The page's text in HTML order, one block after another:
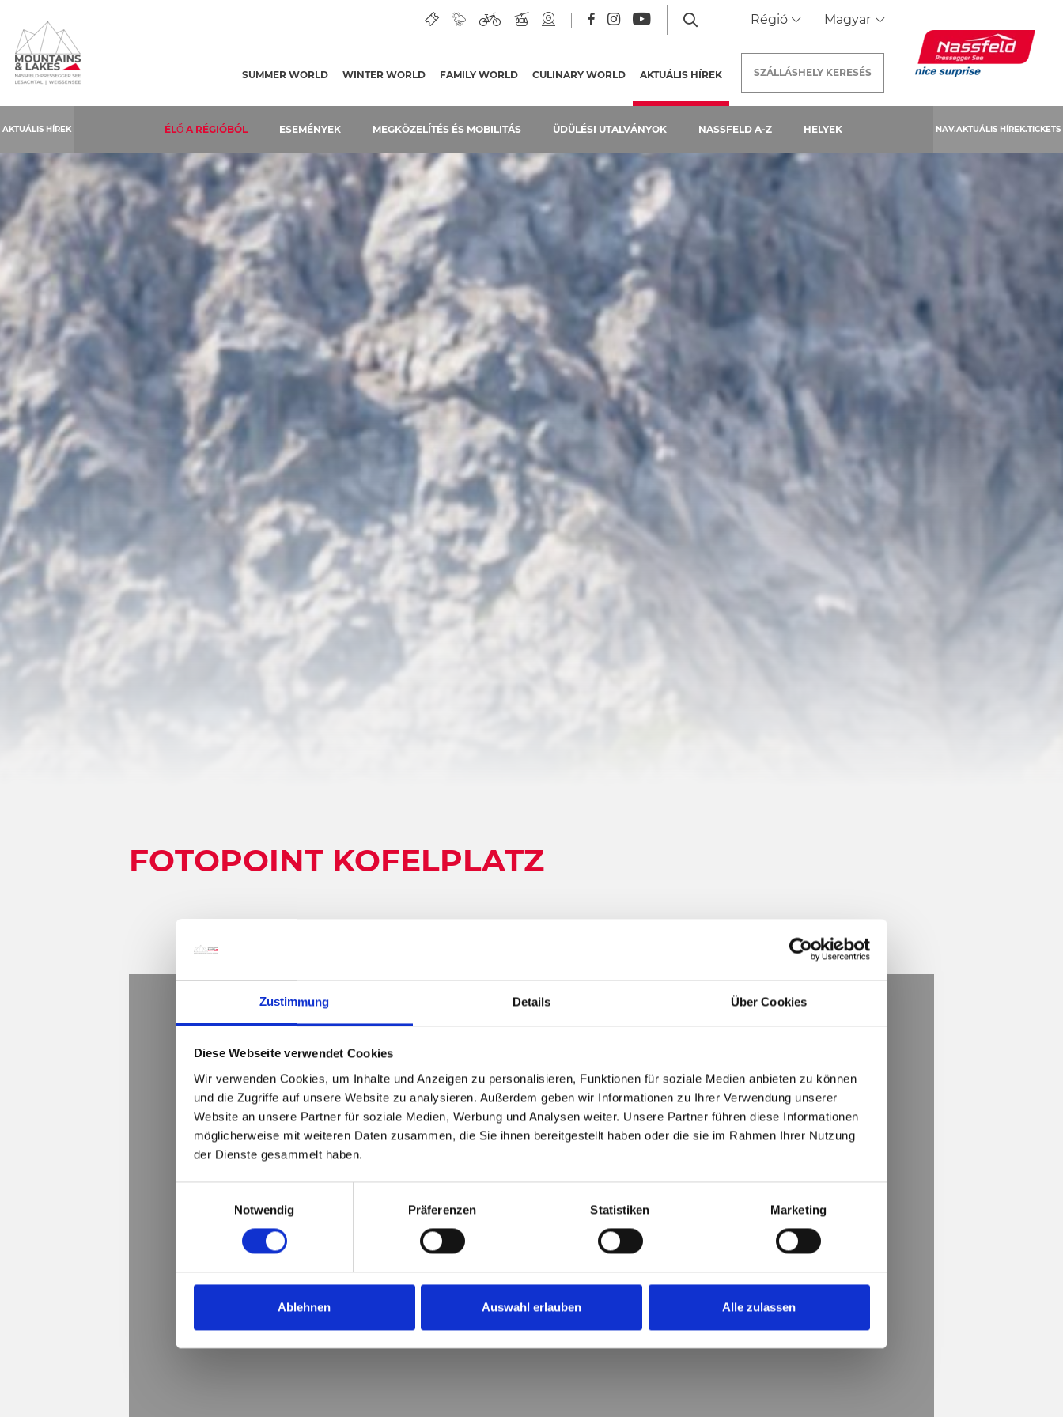
Zustimmung Details Über Cookies
Diese Webseite verwendet Cookies
Wir verwenden Cookies, um Inhalte und Anzeigen zu personalisieren, Funktionen für soziale Medien anbieten zu können
und die Zugriffe auf unsere Website zu analysieren. Außerdem geben wir Informationen zu Ihrer Verwendung unserer
Website an unsere Partner für soziale Medien, Werbung und Analysen weiter. Unsere Partner führen diese Informationen
möglicherweise mit weiteren Daten zusammen, die Sie ihnen bereitgestellt haben oder die sie im Rahmen Ihrer Nutzung
der Dienste gesammelt haben.
g
Notwendig Präferenzen Statistiken Marketing
Ablehnen Auswahl erlauben Alle zulassen
Régió Magyar
SUMMER WORLD WINTER WORLD FAMILY WORLD CULINARY WORLD AKTUÁLIS HÍREK (AKTUÁLIS OLDAL)
AKTUÁLIS HÍREK ÉLŐ A RÉGIÓBÓL ESEMÉNYEK MEGKÖZELÍTÉS ÉS MOBILITÁS ÜDÜLÉSI UTALVÁNYOK NASSFELD A-Z HELYEK NAV.AKTUÁLIS HÍREK.TICKETS
SZÁLLÁSHELY KERESÉS
FOTOPOINT KOFELPLATZ
cookies.Um den Iframe anzusehen, müssen Sie die Cookies akzeptieren
COOKIES.MARKETINGCOOKIES AKZEPTIEREN